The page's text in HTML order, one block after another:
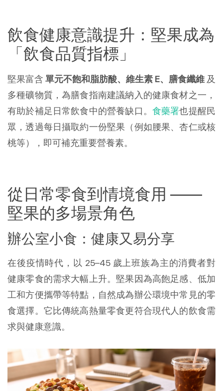
飲食健康意識提升：堅果成為
「飲食品質指標」
堅果富含 單元不飽和脂肪酸、維生素 E、膳食纖維 及
多種礦物質，為膳食指南建議納入的健康食材之一，
有助於補足日常飲食中的營養缺口。 食藥署也提醒民
眾，透過每日攝取約一份堅果（例如腰果、杏仁或核
桃等），即可補充重要營養素。
從日常零食到情境食用 ——
堅果的多場景角色
辦公室小食：健康又易分享
在後疫情時代，以 25–45 歲上班族為主的消費者對
健康零食的需求大幅上升。堅果因為高飽足感、低加
工和方便攜帶等特點，自然成為辦公環境中常見的零
食選擇。它比傳統高熱量零食更符合現代人的飲食需
求與健康意識。